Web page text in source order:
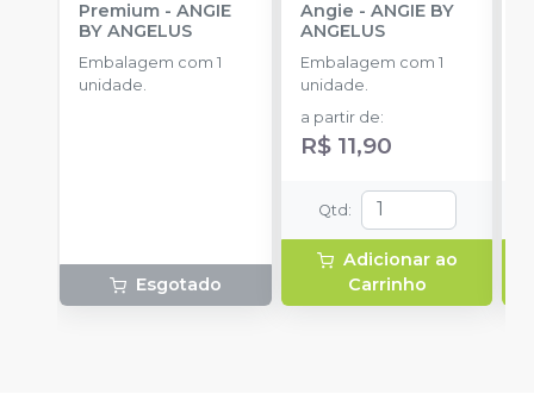
Premium -ANGIE
BY ANGELUS
Embalagem com 1
unidade.
Esgotado
Angie - ANGIE BY
ANGELUS
Embalagem com 1
unidade.
a partir de:
R$ 11,90
Qtd :
Adicionar ao
Carrinho